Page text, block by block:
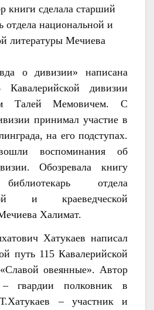
книги сделала старший
отдела национальной и
литературы Мечиева
о дивизии» написана
дивизии
Талей Мемовичем. С
принимал участие в
на его подступах.
воспоминания об
Обозревала книгу
отдела
и краеведческой
Халимат.
Хатукаев написал
путь 115 Кавалерийской
овеянные». Автор
гвардии полковник в
– участник и